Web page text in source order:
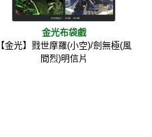
金光布袋戲
【金光】戮世摩羅(小空)/劍無極(風
間烈)明信片